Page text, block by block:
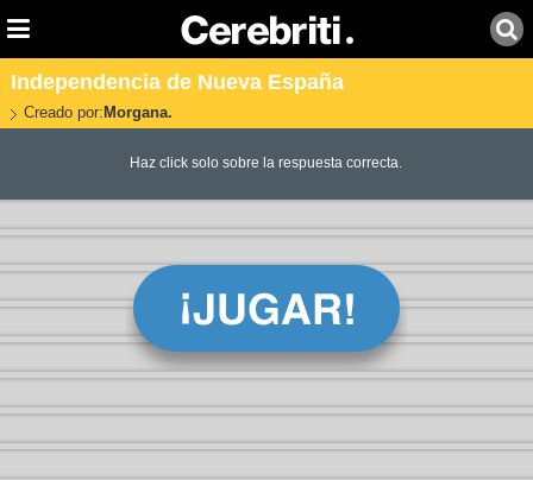
Independencia de Nueva España
Creado por: Morgana.
Haz click solo sobre la respuesta correcta.